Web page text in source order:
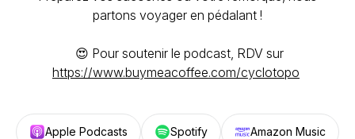
partons voyager en pédalant !
😍 Pour soutenir le podcast, RDV sur
https://www.buymeacoffee.com/cyclotopo
Apple Podcasts Spotify Amazon Music